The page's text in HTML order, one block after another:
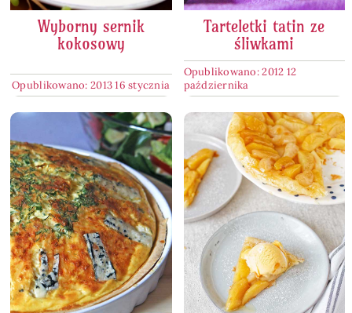
Wyborny sernik
kokosowy
Opublikowano: 2013 16 stycznia
Tarteletki tatin ze
śliwkami
Opublikowano: 2012 12
października